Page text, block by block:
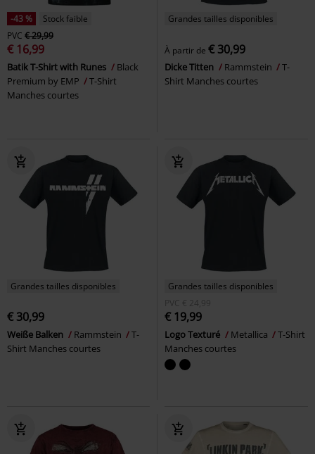
-43 %
Stock faible
PVC € 29,99
€ 16,99
Batik T-Shirt with Runes
Black
Premium by EMP
T-Shirt
Manches courtes
Grandes tailles disponibles
À partir de € 30,99
Dicke Titten Rammstein
T-
Shirt Manches courtes
Grandes tailles disponibles
€ 30,99
Weiße Balken Rammstein
T-
Shirt Manches courtes
Grandes tailles disponibles
PVC € 24,99
€ 19,99
Logo Texturé Metallica
T-Shirt
Manches courtes